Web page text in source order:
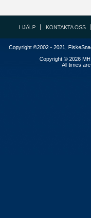
HJÄLP KONTAKTA OSS
Copyright ©2002 - 2021,
Copyright © 2026 MH
All times